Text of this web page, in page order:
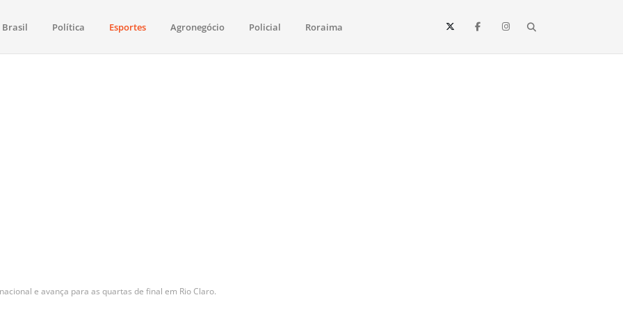
saúde, esportes, economia e os principais acontecimentos de Boa Vista e todo o estado de Roraima. Fique sempre informado
Brasil Política Esportes Agronegócio Policial Roraima
e avança para as quartas de final em Rio Claro.